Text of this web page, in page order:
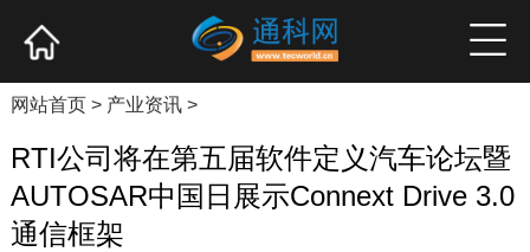
产业资讯 企业新品 高端访谈
网站首页> 产业资讯>
RTI公司将在第五届软件定义汽车论坛暨
AUTOSAR中国日展示Connext Drive 3.0
通信框架